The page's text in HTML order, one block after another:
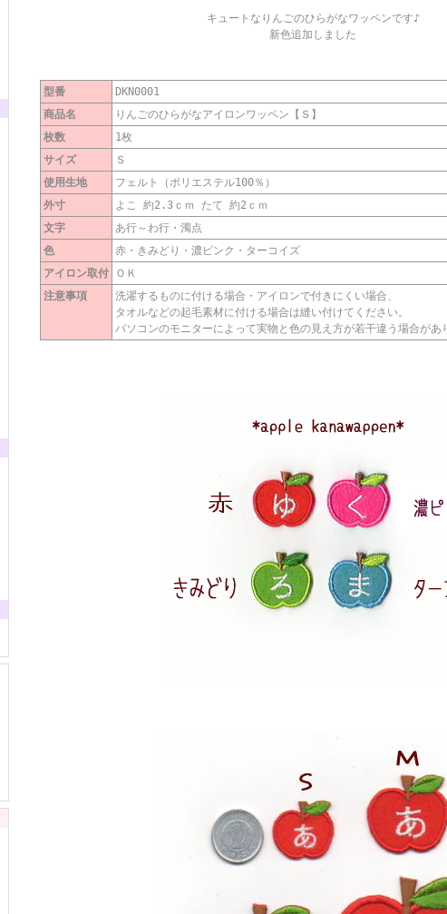
キュートなりんごのひらがなワッペンです♪
新色追加しました
型番
DKN0001
商品名
りんごのひらがなアイロンワッペン【Ｓ】
枚数
1枚
サイズ
Ｓ
使用生地
フェルト（ポリエステル100％）
外寸
よこ 約2.3ｃｍ たて 約2ｃｍ
文字
あ行～わ行・濁点
色
赤・きみどり・濃ピンク・ターコイズ
アイロン取付
ＯＫ
注意事項
洗濯するものに付ける場合・アイロンで付きにくい場合、
タオルなどの起毛素材に付ける場合は縫い付けてください。
パソコンのモニターによって実物と色の見え方が若干違う場合があ